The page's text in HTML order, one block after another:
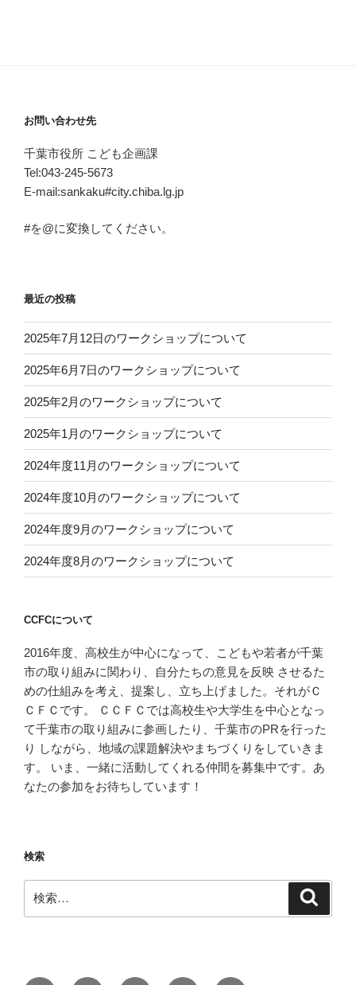
お問い合わせ先
千葉市役所 こども企画課
Tel:043-245-5673
E-mail:sankaku#city.chiba.lg.jp
#を@に変換してください。
最近の投稿
2025年7月12日のワークショップについて
2025年6月7日のワークショップについて
2025年2月のワークショップについて
2025年1月のワークショップについて
2024年度11月のワークショップについて
2024年度10月のワークショップについて
2024年度9月のワークショップについて
2024年度8月のワークショップについて
CCFCについて
2016年度、高校生が中心になって、こどもや若者が千葉
市の取り組みに関わり、自分たちの意見を反映 させるた
めの仕組みを考え、提案し、立ち上げました。それがＣ
ＣＦＣです。 ＣＣＦＣでは高校生や大学生を中心となっ
て千葉市の取り組みに参画したり、千葉市のPRを行った
り しながら、地域の課題解決やまちづくりをしていきま
す。 いま、一緒に活動してくれる仲間を募集中です。あ
なたの参加をお待ちしています！
検索
索: